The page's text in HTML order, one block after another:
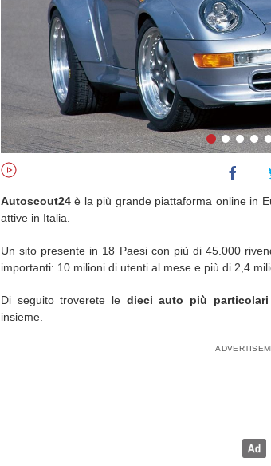
Autoscout24è la più grande piattaforma online in
attive in Italia.
Un sito presente in 18 Paesi con più di 45.000
importanti: 10 milioni di utenti al mese e più di 2,4
Di seguito troverete le dieci auto più
insieme.